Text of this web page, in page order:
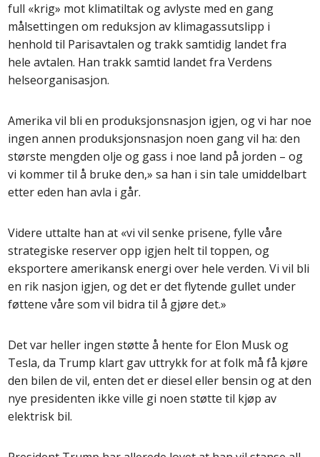
full «krig» mot klimatiltak og avlyste med en gang
målsettingen om reduksjon av klimagassutslipp i
henhold til Parisavtalen og trakk samtidig landet fra
hele avtalen. Han trakk samtid landet fra Verdens
helseorganisasjon.
Amerika vil bli en produksjonsnasjon igjen, og vi har noe
ingen annen produksjonsnasjon noen gang vil ha: den
største mengden olje og gass i noe land på jorden – og
vi kommer til å bruke den,» sa han i sin tale umiddelbart
etter eden han avla i går.
Videre uttalte han at «vi vil senke prisene, fylle våre
strategiske reserver opp igjen helt til toppen, og
eksportere amerikansk energi over hele verden. Vi vil bli
en rik nasjon igjen, og det er det flytende gullet under
føttene våre som vil bidra til å gjøre det.»
Det var heller ingen støtte å hente for Elon Musk og
Tesla, da Trump klart gav uttrykk for at folk må få kjøre
den bilen de vil, enten det er diesel eller bensin og at den
nye presidenten ikke ville gi noen støtte til kjøp av
elektrisk bil.